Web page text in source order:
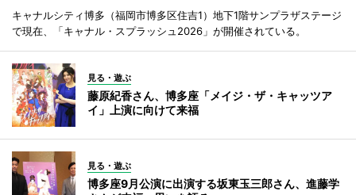
キャナルシティ博多（福岡市博多区住吉1）地下1階サンプラザステージ
で現在、「キャナル・スプラッシュ2026」が開催されている。
見る・遊ぶ
藤原紀香さん、博多座「メイジ・ザ・キャッツア
イ」上演に向けて来福
見る・遊ぶ
博多座9月公演に出演する坂東玉三郎さん、進藤学